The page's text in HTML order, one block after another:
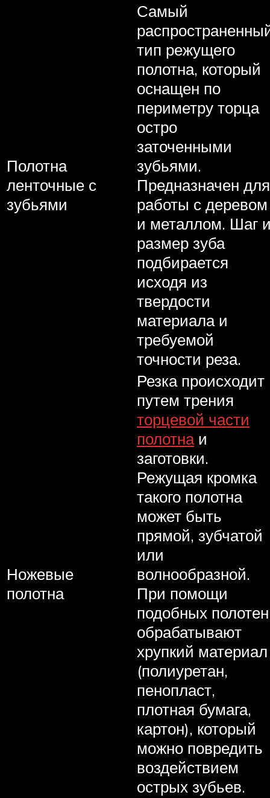
Полотна
ленточные с
зубьями
Самый
тип режущего
полотна, который
оснащен по
периметру торца
остро
заточенными
зубьями.
Предназначен для
работы с деревом
и металлом. Шаг
размер зуба
подбирается
исходя из
твердости
материала и
требуемой
точности реза.
Ножевые
полотна
Резка происходит
путем трения
торцевой части
полотнаи
заготовки.
Режущая кромка
такого полотна
может быть
прямой, зубчатой
или
волнообразной.
При помощи
подобных полотен
обрабатывают
хрупкий материал
(полиуретан,
пенопласт,
плотная бумага,
картон), который
можно повредить
воздействием
острых зубьев.